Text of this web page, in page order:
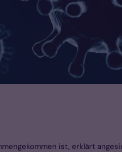
ist, erklärt